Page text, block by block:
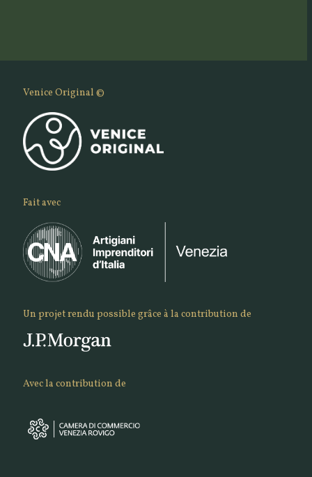
Venice Original ©
Fait avec
Un projet rendu possible grâce à la contribution de
Avec la contribution de